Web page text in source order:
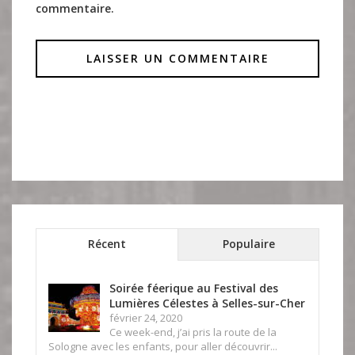
commentaire.
Récent Populaire
Soirée féerique au Festival des
Lumières Célestes à Selles-sur-Cher
février 24, 2020
Ce week-end, j’ai pris la route de la
Sologne avec les enfants, pour aller découvrir...